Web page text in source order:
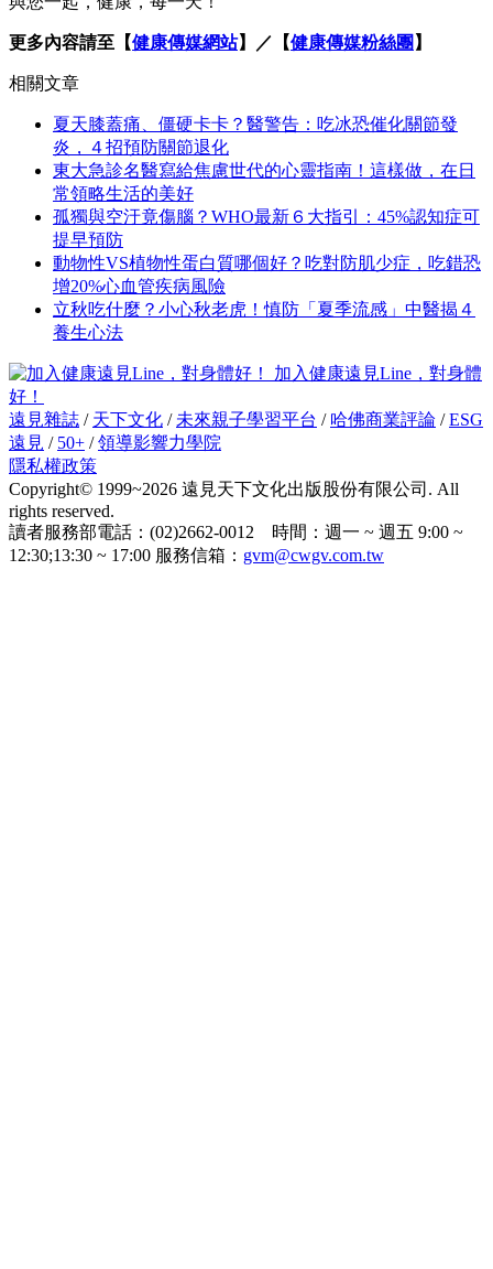
更多內容請至【健康傳媒網站】／【健康傳媒粉絲團 】
相關文章
夏天膝蓋痛、僵硬卡卡？醫警告：吃冰恐催化關節發
炎，４招預防關節退化
東大急診名醫寫給焦慮世代的心靈指南！這樣做，在日
常領略生活的美好
孤獨與空汙竟傷腦？WHO最新６大指引：45%認知症可
提早預防
動物性VS植物性蛋白質哪個好？吃對防肌少症，吃錯恐
增20%心血管疾病風險
立秋吃什麼？小心秋老虎！慎防「夏季流感」中醫揭４
養生心法
加入健康遠見Line，對身體
好！
遠見雜誌 / 天下文化 / 未來親子學習平台 / 哈佛商業評論 /ESG
遠見 / 50+ /領導影響力學院
隱私權政策
Copyright© 1999~2026 遠見天下文化出版股份有限公司. All
rights reserved.
讀者服務部電話：(02)2662-0012 時間：週一 ~ 週五 9:00 ~
12:30;13:30 ~ 17:00 服務信箱： gvm@cwgv.com.tw